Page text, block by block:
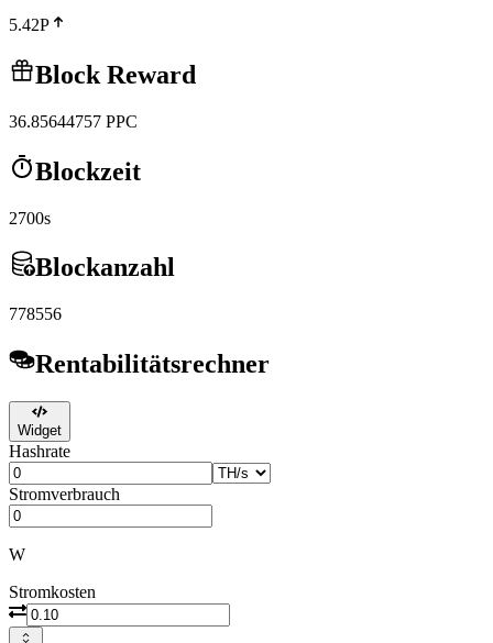
5.42P
Block Reward
36.85644757 PPC
Blockzeit
2700s
Blockanzahl
778556
Rentabilitätsrechner
Widget
Hashrate
Stromverbrauch
W
Stromkosten